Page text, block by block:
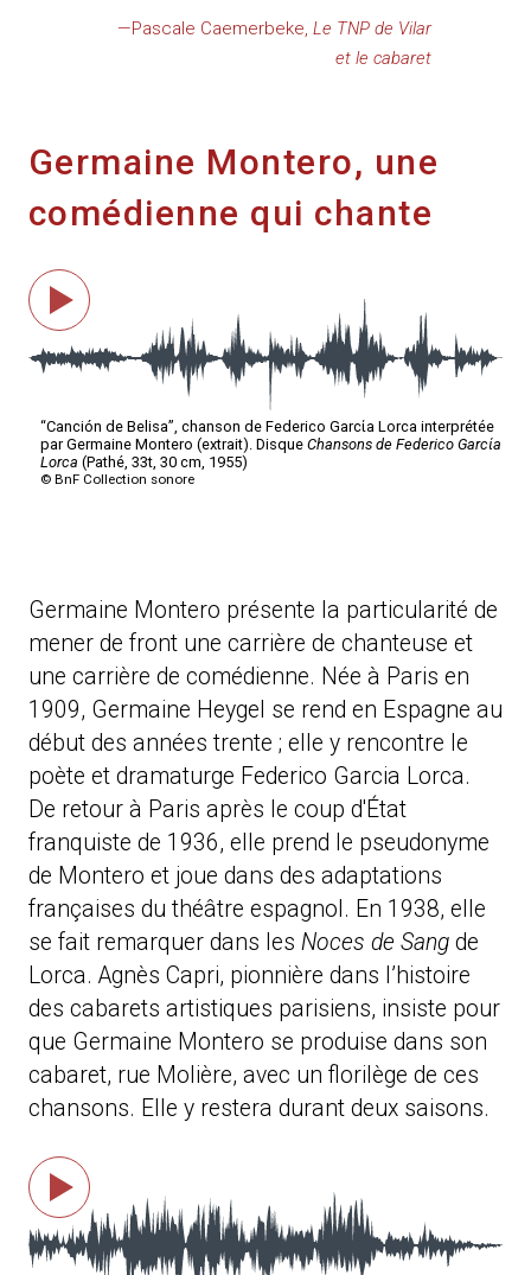
—Pascale Caemerbeke, Le TNP de Vilar
et le cabaret
Germaine Montero, une
comédienne qui chante
Germaine Montero présente la particularité de
mener de front une carrière de chanteuse et
une carrière de comédienne. Née à Paris en
1909, Germaine Heygel se rend en Espagne au
début des années trente ; elle y rencontre le
poète et dramaturge Federico Garcia Lorca.
De retour à Paris après le coup d'État
franquiste de 1936, elle prend le pseudonyme
de Montero et joue dans des adaptations
françaises du théâtre espagnol. En 1938, elle
se fait remarquer dans les Noces de Sang de
Lorca. Agnès Capri, pionnière dans l’histoire
des cabarets artistiques parisiens, insiste pour
que Germaine Montero se produise dans son
cabaret, rue Molière, avec un florilège de ces
chansons. Elle y restera durant deux saisons.